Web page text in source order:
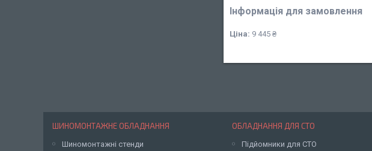
Інформація для замовлення
Ціна: 9 445 ₴
ШИНОМОНТАЖНЕ ОБЛАДНАННЯ
Шиномонтажні стенди
ОБЛАДНАННЯ ДЛЯ СТО
Підйомники для СТО